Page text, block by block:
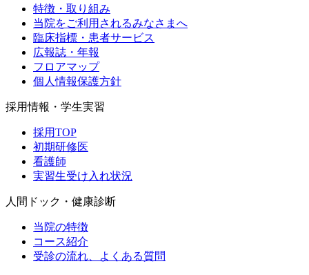
特徴・取り組み
当院をご利用されるみなさまへ
臨床指標・患者サービス
広報誌・年報
フロアマップ
個人情報保護方針
採用情報・学生実習
採用TOP
初期研修医
看護師
実習生受け入れ状況
人間ドック・健康診断
当院の特徴
コース紹介
受診の流れ、よくある質問